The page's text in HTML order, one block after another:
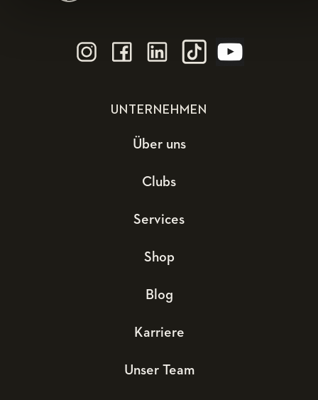
UNTERNEHMEN
Über uns
Clubs
Services
Shop
Blog
Karriere
Unser Team